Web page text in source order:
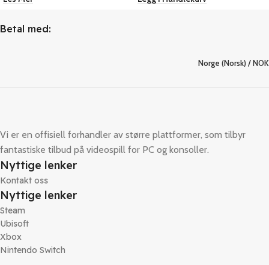
Betal med:
Norge (Norsk) / NOK
Vi er en offisiell forhandler av større plattformer, som tilbyr
fantastiske tilbud på videospill for PC og konsoller.
Nyttige lenker
Kontakt oss
Nyttige lenker
Steam
Ubisoft
Xbox
Nintendo Switch